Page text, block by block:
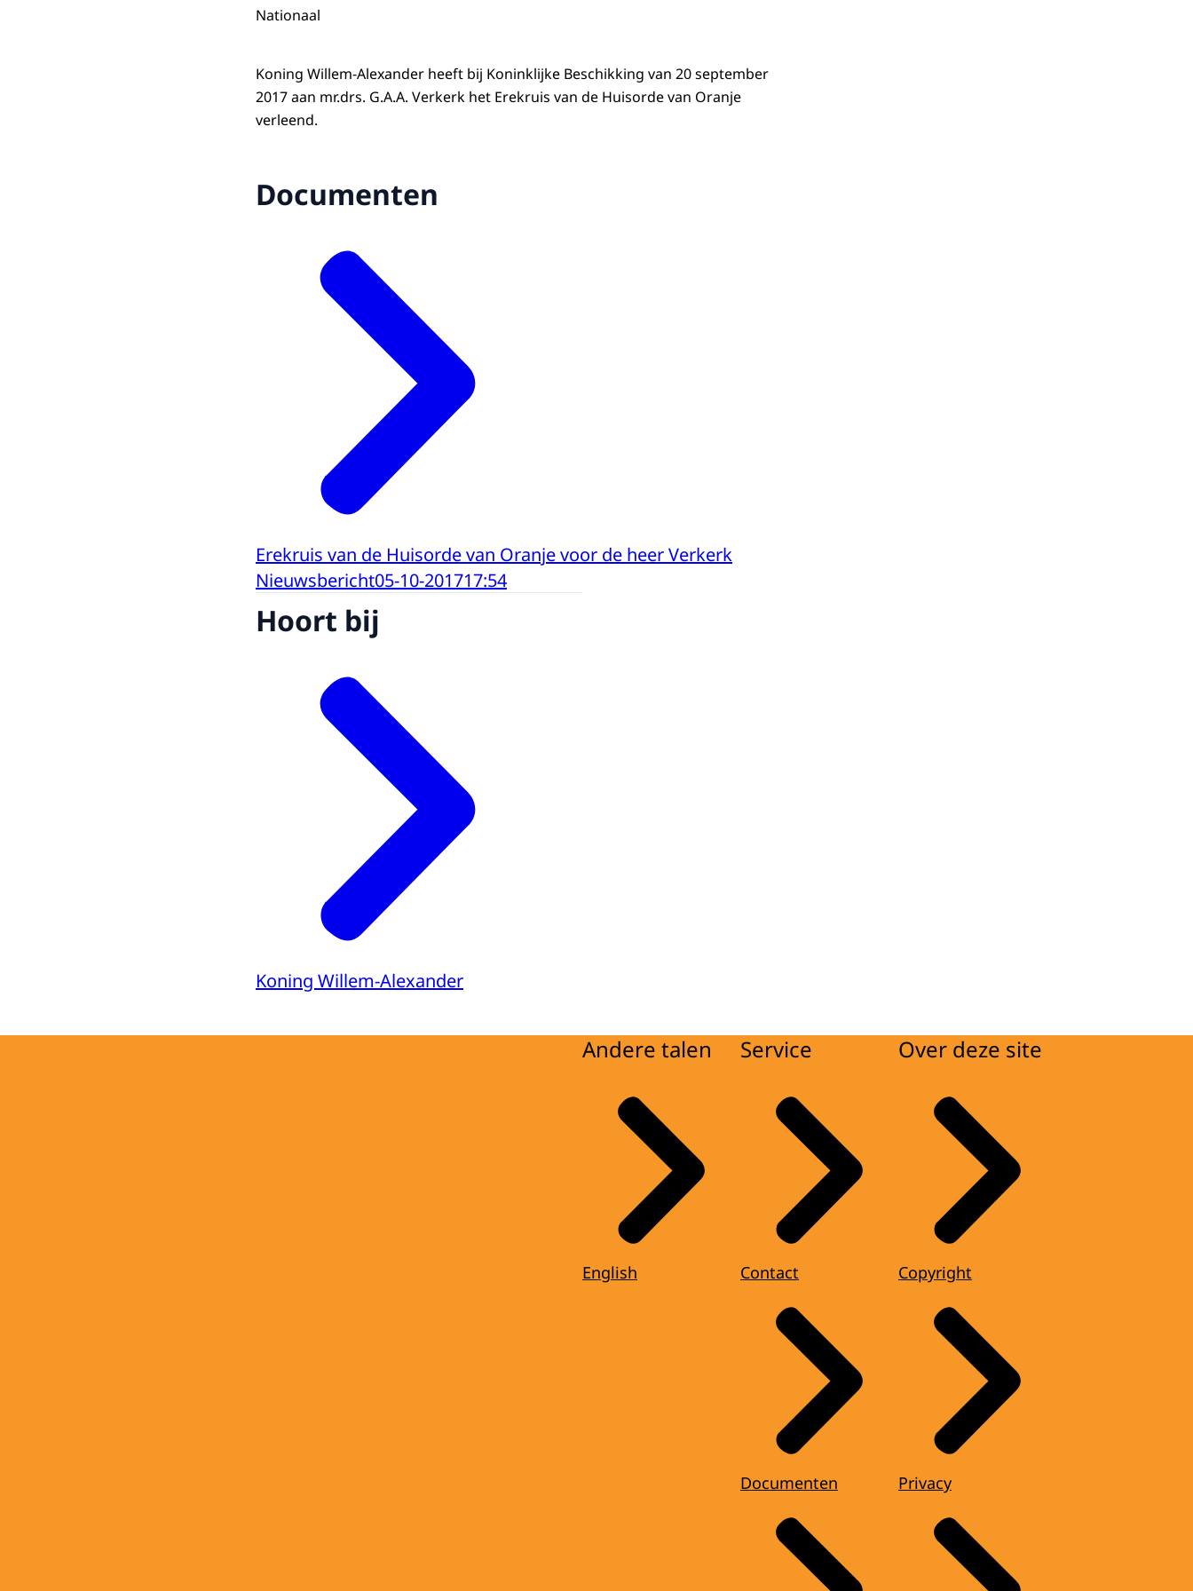
Nationaal
Koning Willem-Alexander heeft bij Koninklijke Beschikking van 20 september
2017 aan mr.drs. G.A.A. Verkerk het Erekruis van de Huisorde van Oranje
verleend.
Documenten
Erekruis van de Huisorde van Oranje voor de heer Verkerk
Nieuwsbericht05-10-201717:54
Hoort bij
Koning Willem-Alexander
Andere talen
English
Service
Contact
Documenten
Over deze site
Copyright
Privacy